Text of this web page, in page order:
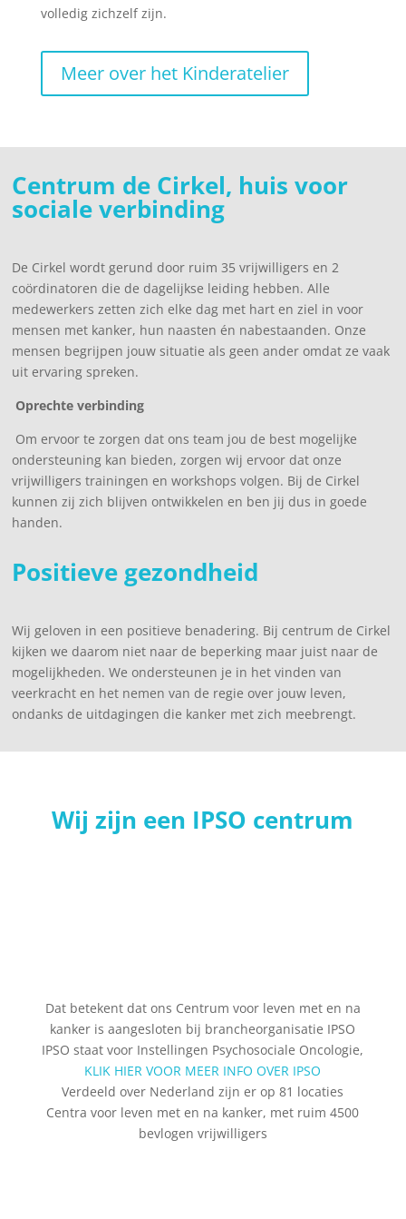
volledig zichzelf zijn.
Meer over het Kinderatelier
Centrum de Cirkel, huis voor
sociale verbinding
De Cirkel wordt gerund door ruim 35 vrijwilligers en 2
coördinatoren die de dagelijkse leiding hebben. Alle
medewerkers zetten zich elke dag met hart en ziel in voor
mensen met kanker, hun naasten én nabestaanden. Onze
mensen begrijpen jouw situatie als geen ander omdat ze vaak
uit ervaring spreken.
Oprechte verbinding
Om ervoor te zorgen dat ons team jou de best mogelijke
ondersteuning kan bieden, zorgen wij ervoor dat onze
vrijwilligers trainingen en workshops volgen. Bij de Cirkel
kunnen zij zich blijven ontwikkelen en ben jij dus in goede
handen.
Positieve gezondheid
Wij geloven in een positieve benadering. Bij centrum de Cirkel
kijken we daarom niet naar de beperking maar juist naar de
mogelijkheden. We ondersteunen je in het vinden van
veerkracht en het nemen van de regie over jouw leven,
ondanks de uitdagingen die kanker met zich meebrengt.
Wij zijn een IPSO centrum
Dat betekent dat ons Centrum voor leven met en na
kanker is aangesloten bij brancheorganisatie IPSO
IPSO staat voor Instellingen Psychosociale Oncologie,
KLIK HIER VOOR MEER INFO OVER IPSO
Verdeeld over Nederland zijn er op 81 locaties
Centra voor leven met en na kanker, met ruim 4500
bevlogen vrijwilligers